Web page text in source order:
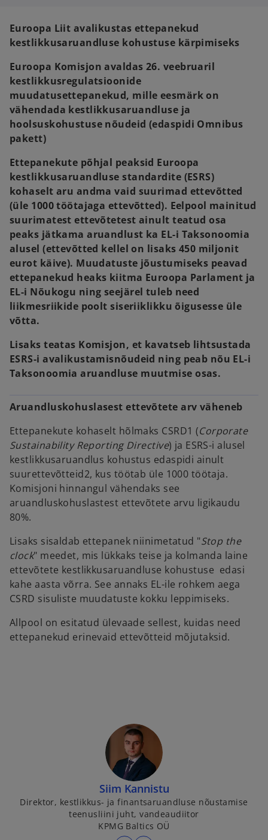
e
w
t
a
e
w
t
a
Euroopa Liit avalikustas ettepanekud
kestlikkusaruandluse kohustuse kärpimiseks
Euroopa Komisjon avaldas 26. veebruaril
kestlikkusregulatsioonide
muudatusettepanekud, mille eesmärk on
vähendada kestlikkusaruandluse ja
hoolsuskohustuse nõudeid (edaspidi Omnibus
pakett)
Ettepanekute põhjal peaksid Euroopa
kestlikkusaruandluse standardite (ESRS)
kohaselt aru andma vaid suurimad ettevõtted
(üle 1000 töötajaga ettevõtted). Eelpool mainitud
suurimatest ettevõtetest ainult teatud osa
peaks jätkama aruandlust ka EL-i Taksonoomia
alusel (ettevõtted kellel on lisaks 450 miljonit
eurot käive). Muudatuste jõustumiseks peavad
ettepanekud heaks kiitma Euroopa Parlament ja
EL-i Nõukogu ning seejärel tuleb need
liikmesriikide poolt siseriiklikku õigusesse üle
võtta.
Lisaks teatas Komisjon, et kavatseb lihtsustada
ESRS-i avalikustamisnõudeid ning peab nõu EL-i
Taksonoomia aruandluse muutmise osas.
Aruandluskohuslasest ettevõtete arv väheneb
Ettepanekute kohaselt hõlmaks CSRD1 (Corporate
Sustainability Reporting Directive) ja ESRS-i alusel
kestlikkusaruandlus kohustus edaspidi ainult
suurettevõtteid2, kus töötab üle 1000 töötaja.
Komisjoni hinnangul vähendaks see
aruandluskohuslastest ettevõtete arvu ligikaudu
80%.
Lisaks sisaldab ettepanek niinimetatud "Stop the
clock" meedet, mis lükkaks teise ja kolmanda laine
ettevõtete kestlikkusaruandluse kohustuse edasi
kahe aasta võrra. See annaks EL-ile rohkem aega
CSRD sisuliste muudatuste kokku leppimiseks.
Allpool on esitatud ülevaade sellest, kuidas need
ettepanekud erinevaid ettevõtteid mõjutaksid.
Siim Kannistu
Direktor, kestlikkus- ja finantsaruandluse nõustamise
teenusliini juht, vandeaudiitor
KPMG Baltics OÜ